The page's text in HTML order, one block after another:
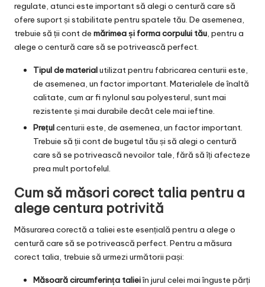
regulate, atunci este important să alegi o centură care să
ofere suport și stabilitate pentru spatele tău. De asemenea,
trebuie să ții cont de mărimea și forma corpului tău, pentru a
alege o centură care să se potrivească perfect.
Tipul de materialutilizat pentru fabricarea centurii este,
de asemenea, un factor important. Materialele de înaltă
calitate, cum ar fi nylonul sau polyesterul, sunt mai
rezistente și mai durabile decât cele mai ieftine.
Prețulcenturii este, de asemenea, un factor important.
Trebuie să ții cont de bugetul tău și să alegi o centură
care să se potrivească nevoilor tale, fără să îți afecteze
prea mult portofelul.
Cum să măsori corect talia pentru a
alege centura potrivită
Măsurarea corectă a taliei este esențială pentru a alege o
centură care să se potrivească perfect. Pentru a măsura
corect talia, trebuie să urmezi următorii pași:
Măsoară circumferința talieiîn jurul celei mai înguste părți